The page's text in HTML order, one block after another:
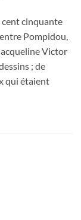
cent cinquante
Pompidou,
Victor
; de
qui étaient